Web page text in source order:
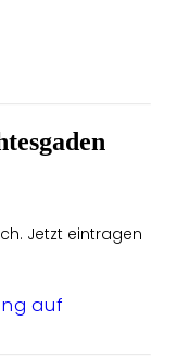
Jetzt eintragen
auf